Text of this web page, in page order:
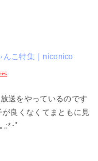
んこ特集｜niconico
送をやっているのです
良くなくてまともに見
.:*･ﾟ